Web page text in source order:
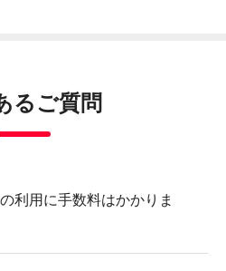
るご質問
利用に手数料はかかりま